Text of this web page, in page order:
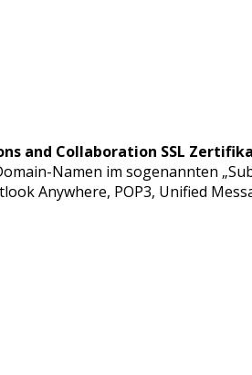
and Collaboration SSL
Namen im sogenannten
Anywhere, POP3, Unified